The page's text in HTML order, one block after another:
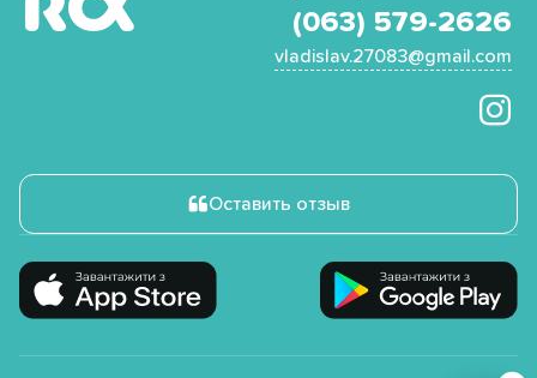
(063) 579-2626
vladislav.27083@gmail.com
Оставить отзыв